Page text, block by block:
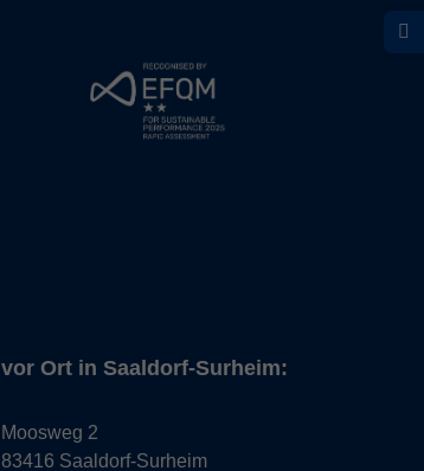
vor Ort in Saaldorf-Surheim:
Moosweg 2
83416 Saaldorf-Surheim